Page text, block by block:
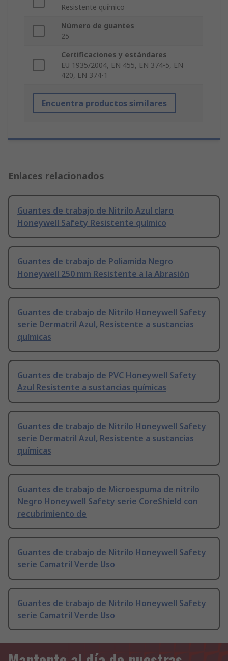
Resistente químico
Número de guantes
25
Certificaciones y estándares
EU 1935/2004, EN 455, EN 374-5, EN
420, EN 374-1
Encuentra productos similares
Enlaces relacionados
Guantes de trabajo de Nitrilo Azul claro
Honeywell Safety Resistente químico
Guantes de trabajo de Poliamida Negro
Honeywell 250 mm Resistente a la Abrasión
Guantes de trabajo de Nitrilo Honeywell Safety
serie Dermatril Azul, Resistente a sustancias
químicas
Guantes de trabajo de PVC Honeywell Safety
Azul Resistente a sustancias químicas
Guantes de trabajo de Nitrilo Honeywell Safety
serie Dermatril Azul, Resistente a sustancias
químicas
Guantes de trabajo de Microespuma de nitrilo
Negro Honeywell Safety serie CoreShield con
recubrimiento de
Guantes de trabajo de Nitrilo Honeywell Safety
serie Camatril Verde Uso
Guantes de trabajo de Nitrilo Honeywell Safety
serie Camatril Verde Uso